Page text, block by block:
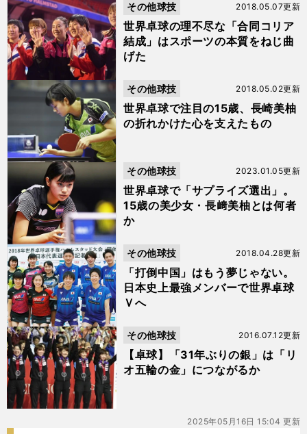
世界卓球の理不尽な「合同コリア
結成」はスポーツの本質をねじ曲
げた
2018.05.07更新
その他球技
世界卓球で注目の15歳、長崎美柚
の折れかけた心を支えたもの
2018.05.02更新
その他球技
世界卓球で「サプライズ選出」。
15歳の美少女・長﨑美柚とは何者
か
2023.01.05更新
その他球技
「打倒中国」はもう夢じゃない。
日本史上最強メンバーで世界卓球
Ｖへ
2018.04.28更新
その他球技
【卓球】「31年ぶりの銀」は「リ
オ五輪の金」につながるか
2016.07.12更新
その他球技
2025年05月16日 15:04 更新